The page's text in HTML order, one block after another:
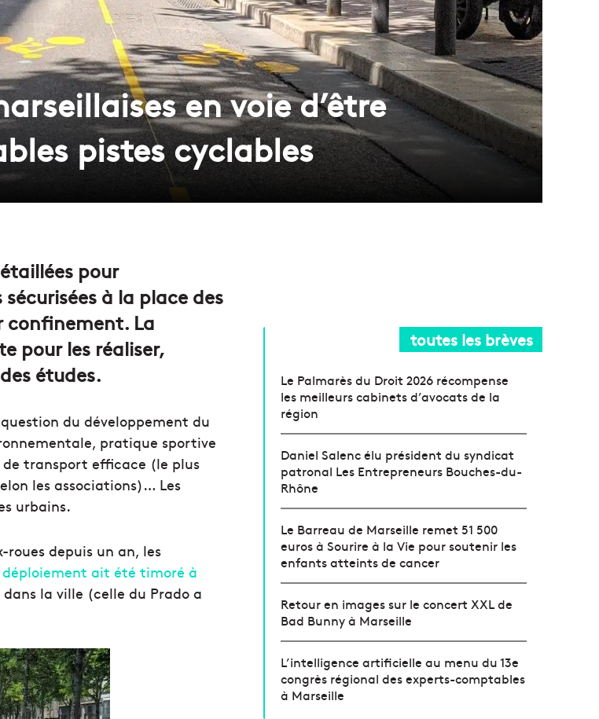
en voie d’être
pistes cyclables
pour
à la place des
confinement. La
pour les réaliser,
études.
du développement du
pratique sportive
de transport efficace (le plus
les associations)… Les
urbains.
roues depuis un an, les
ait été timoré à
la ville (celle du Prado a
toutes les brèves
Le Palmarès du Droit 2026 récompense
les meilleurs cabinets d’avocats de la
région
Daniel Salenc élu président du syndicat
patronal Les Entrepreneurs Bouches-du-
Rhône
Le Barreau de Marseille remet 51 500
euros à Sourire à la Vie pour soutenir les
enfants atteints de cancer
Retour en images sur le concert XXL de
Bad Bunny à Marseille
L’intelligence artificielle au menu du 13e
congrès régional des experts-comptables
à Marseille